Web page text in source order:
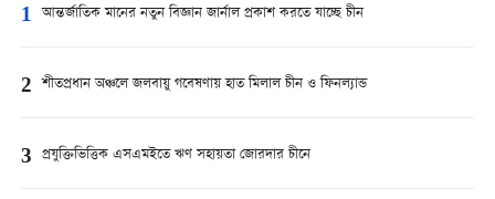
1 আন্তর্জাতিক মানের নতুন বিজ্ঞান জার্নাল প্রকাশ করতে যাচ্ছে চীন
2 শীতপ্রধান অঞ্চলে জলবায়ু গবেষণায় হাত মিলাল চীন ও ফিনল্যান্ড
3 প্রযুক্তিভিত্তিক এসএমইতে ঋণ সহায়তা জোরদার চীনে